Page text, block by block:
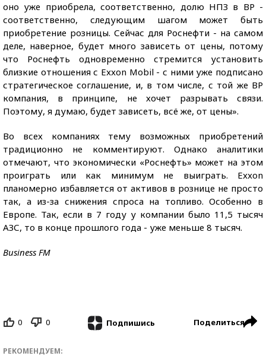
оно уже приобрела, соответственно, долю НПЗ в BP -
соответственно, следующим шагом может быть
приобретение розницы. Сейчас для Роснефти - на самом
деле, наверное, будет много зависеть от цены, потому
что Роснефть одновременно стремится установить
близкие отношения с Exxon Mobil - с ними уже подписано
стратегическое соглашение, и, в том числе, с той же BP
компания, в принципе, не хочет разрывать связи.
Поэтому, я думаю, будет зависеть, всё же, от цены».
Во всех компаниях тему возможных приобретений
традиционно не комментируют. Однако аналитики
отмечают, что экономически «Роснефть» может на этом
проиграть или как минимум не выиграть. Exxon
планомерно избавляется от активов в рознице не просто
так, а из-за снижения спроса на топливо. Особенно в
Европе. Так, если в 7 году у компании было 11,5 тысяч
АЗС, то в конце прошлого года - уже меньше 8 тысяч.
Business FM
0 0 Подпишись Поделиться
РЕКОМЕНДУЕМ: